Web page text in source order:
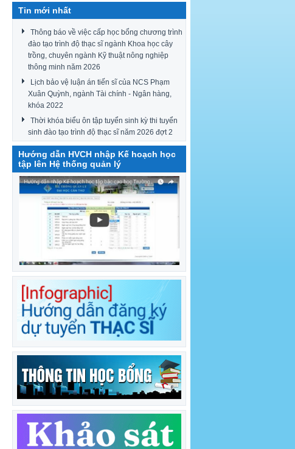
Tin mới nhất
Thông báo về việc cấp học bổng chương trình
đào tạo trình độ thạc sĩ ngành Khoa học cây
trồng, chuyên ngành Kỹ thuật nông nghiệp
thông minh năm 2026
Lịch bảo vệ luận án tiến sĩ của NCS Phạm
Xuân Quỳnh, ngành Tài chính - Ngân hàng,
khóa 2022
Thời khóa biểu ôn tập tuyển sinh kỳ thi tuyển
sinh đào tạo trình độ thạc sĩ năm 2026 đợt 2
Hướng dẫn HVCH nhập Kế hoạch học
tập lên Hệ thống quản lý